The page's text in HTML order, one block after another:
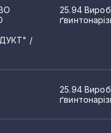
/
25.94
25.94